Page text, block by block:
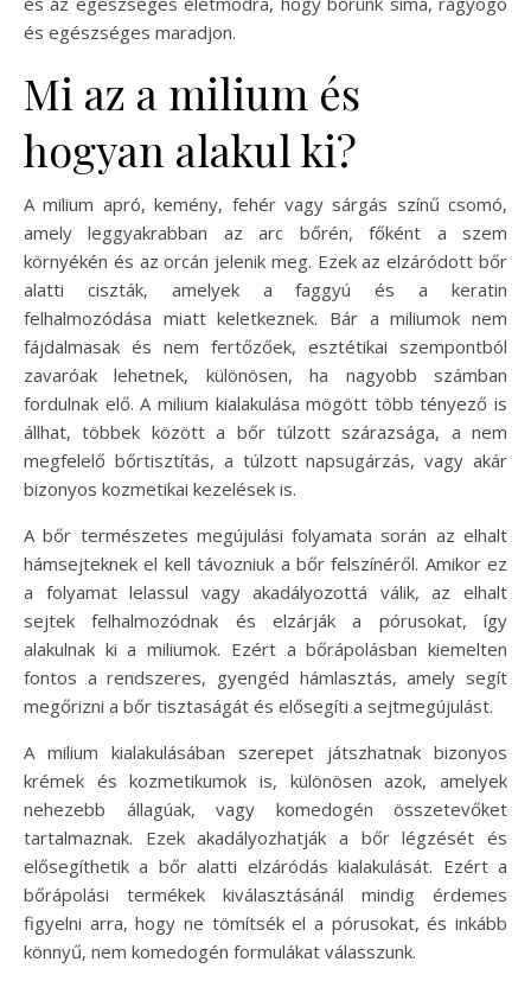
és egészséges maradjon.
Mi az a milium és
hogyan alakul ki?
A milium apró, kemény, fehér vagy sárgás színű csomó,
amely leggyakrabban az arc bőrén, főként a szem
környékén és az orcán jelenik meg. Ezek az elzáródott bőr
alatti ciszták, amelyek a faggyú és a keratin
felhalmozódása miatt keletkeznek. Bár a miliumok nem
fájdalmasak és nem fertőzőek, esztétikai szempontból
zavaróak lehetnek, különösen, ha nagyobb számban
fordulnak elő. A milium kialakulása mögött több tényező is
állhat, többek között a bőr túlzott szárazsága, a nem
megfelelő bőrtisztítás, a túlzott napsugárzás, vagy akár
bizonyos kozmetikai kezelések is.
A bőr természetes megújulási folyamata során az elhalt
hámsejteknek el kell távozniuk a bőr felszínéről. Amikor ez
a folyamat lelassul vagy akadályozottá válik, az elhalt
sejtek felhalmozódnak és elzárják a pórusokat, így
alakulnak ki a miliumok. Ezért a bőrápolásban kiemelten
fontos a rendszeres, gyengéd hámlasztás, amely segít
megőrizni a bőr tisztaságát és elősegíti a sejtmegújulást.
A milium kialakulásában szerepet játszhatnak bizonyos
krémek és kozmetikumok is, különösen azok, amelyek
nehezebb állagúak, vagy komedogén összetevőket
tartalmaznak. Ezek akadályozhatják a bőr légzését és
elősegíthetik a bőr alatti elzáródás kialakulását. Ezért a
bőrápolási termékek kiválasztásánál mindig érdemes
figyelni arra, hogy ne tömítsék el a pórusokat, és inkább
könnyű, nem komedogén formulákat válasszunk.